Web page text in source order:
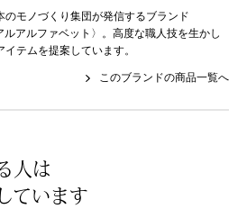
術館公認フェ
ベルト
サングラス／
モノづくり集団が発信するブランド
ルアルファベット〉。高度な職人技を生かし
テムを提案しています。
このブランドの商品一覧へ
人は
ています